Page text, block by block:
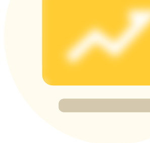
USDT New User Exclusive 10% APR
USDT Flexible Staking | Daily Rewards
New Listing Futures Fest